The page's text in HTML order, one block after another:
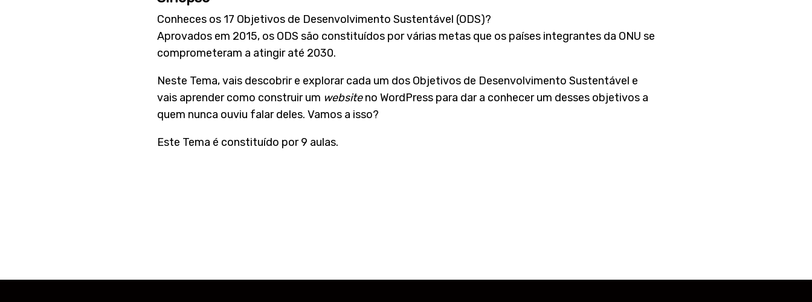
Conheces os 17 Objetivos de Desenvolvimento Sustentável (ODS)?
Aprovados em 2015, os ODS são constituídos por várias metas que os países integrantes da ONU se
comprometeram a atingir até 2030.
Neste Tema, vais descobrir e explorar cada um dos Objetivos de Desenvolvimento Sustentável e
vais aprender como construir um websiteno WordPress para dar a conhecer um desses objetivos a
quem nunca ouviu falar deles. Vamos a isso?
Este Tema é constituído por 9 aulas.